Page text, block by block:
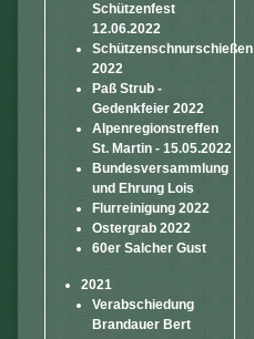
Schützenfest
12.06.2022
Schützenschnurschießen
2022
Paß Strub -
Gedenkfeier 2022
Alpenregionstreffen
St. Martin - 15.05.2022
Bundesversammlung
und Ehrung Lois
Flurreinigung 2022
Ostergrab 2022
60er Salcher Gust
2021
Verabschiedung
Brandauer Bert